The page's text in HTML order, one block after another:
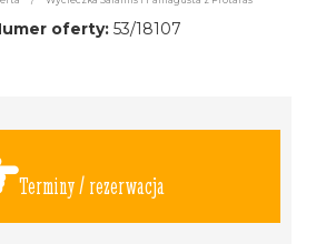
oferty: 53/18107
Terminy / rezerwacja